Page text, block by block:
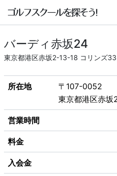
バーディ赤坂24
東京都港区赤坂2-13-18 コリンズ
所在地
〒107-0052
東京都港区赤坂
営業時間
料金
入会金